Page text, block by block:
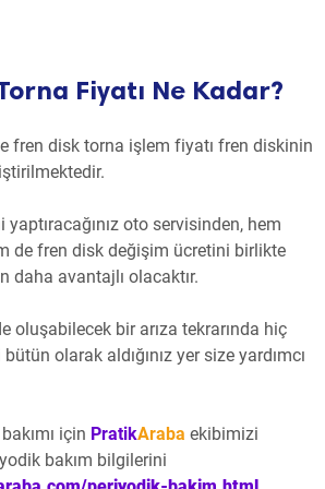
Fiyatı Ne Kadar?
fren disk torna işlem fiyatı fren diskinin
oto servisinden, hem
de fren disk değişim ücretini birlikte
daha avantajlı olacaktır.
oluşabilecek bir arıza tekrarında hiç
olarak aldığınız yer size yardımcı
için PratikAraba ekibimizi
bakım bilgilerini